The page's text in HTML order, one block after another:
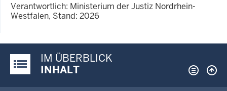
GALERIE
Oberhausen mit Studierenden
und Herrn Schlaak (Dozent
FHR)
Verantwortlich: Ministerium der Justiz Nordrhein-
Westfalen, Stand: 2026
Justiz-Portal im Überblick:
IM ÜBERBLICK
INHALT